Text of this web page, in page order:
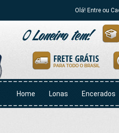
Olá! Entre ou
Home Lonas Encerados